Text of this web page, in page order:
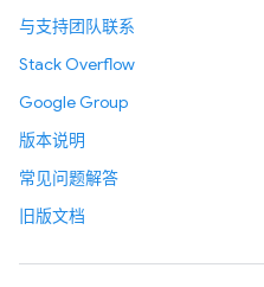
与支持团队联系
Stack Overflow
Google Group
版本说明
常见问题解答
旧版文档